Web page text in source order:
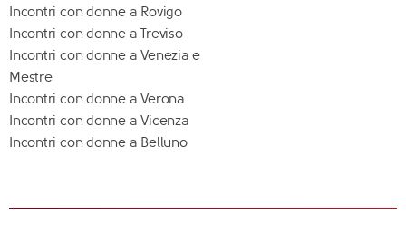
Incontri con donne a Rovigo
Incontri con donne a Treviso
Incontri con donne a Venezia e
Mestre
Incontri con donne a Verona
Incontri con donne a Vicenza
Incontri con donne a Belluno